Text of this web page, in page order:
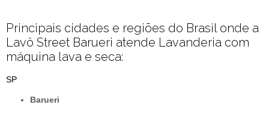
Principais cidades e regiões do Brasil onde a
Lavô Street Barueri atende Lavanderia com
máquina lava e seca:
SP
Barueri